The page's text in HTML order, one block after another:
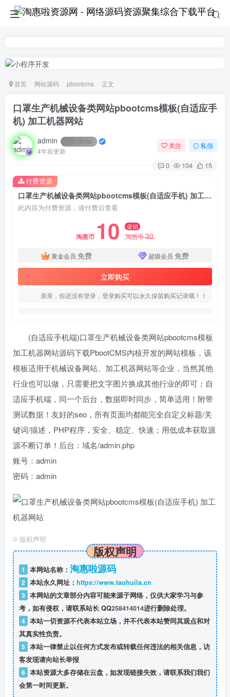
首页 网站源码 pbootcms 正文
口罩生产机械设备类网站pbootcms模板(自适应手
机) 加工机器网站
admin 65785
4年前更新
关注 私信
0 104 15
口罩生产机械设备类网站pbootcms模板(自适应手机) 加工机器网站
此内容为付费资源，请付费后查看
淘惠币 10 促销
淘惠币30
黄金会员 免费 超级会员 免费
立即购买
亲亲，你还没有登录，登录购买可以永久保留购买记录哦！！
付费资源
(自适应手机端)口罩生产机械设备类网站pbootcms模板
加工机器网站源码下载PbootCMS内核开发的网站模板，该
模板适用于机械设备网站、加工机器网站等企业，当然其他
行业也可以做，只需要把文字图片换成其他行业的即可；自
适应手机端，同一个后台，数据即时同步，简单适用！附带
测试数据！友好的seo，所有页面均都能完全自定义标题/关
键词/描述，PHP程序，安全、稳定、快速；用低成本获取源
源不断订单！后台：域名/admin.php
账号：admin
密码：admin
© 版权声明
版权声明
1 本网站名称： 淘惠啦源码
2 本站永久网址： https://www.taohuila.cn
3 本网站的文章部分内容可能来源于网络，仅供大家学习与参
考，如有侵权，请联系站长 QQ258414014进行删除处理。
4 本站一切资源不代表本站立场，并不代表本站赞同其观点和对
其真实性负责。
5 本站一律禁止以任何方式发布或转载任何违法的相关信息，访
客发现请向站长举报
6 本站资源大多存储在云盘，如发现链接失效，请联系我们我们
会第一时间更新。